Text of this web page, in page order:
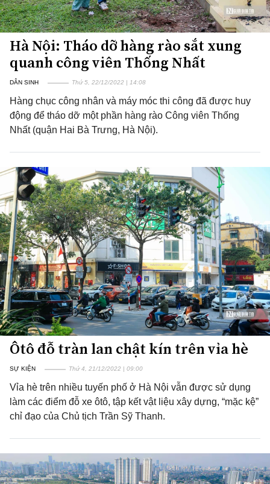
Hà Nội: Tháo dỡ hàng rào sắt xung
quanh công viên Thống Nhất
DÂN SINH Thứ 5, 22/12/2022 | 14:08
Hàng chục công nhân và máy móc thi công đã được huy
động để tháo dỡ một phần hàng rào Công viên Thống
Nhất (quận Hai Bà Trưng, Hà Nội).
Ôtô đỗ tràn lan chật kín trên vỉa hè
SỰ KIỆN Thứ 4, 21/12/2022 | 09:00
Vỉa hè trên nhiều tuyến phố ở Hà Nội vẫn được sử dụng
làm các điểm đỗ xe ôtô, tập kết vật liệu xây dựng, “mặc kệ”
chỉ đạo của Chủ tịch Trần Sỹ Thanh.